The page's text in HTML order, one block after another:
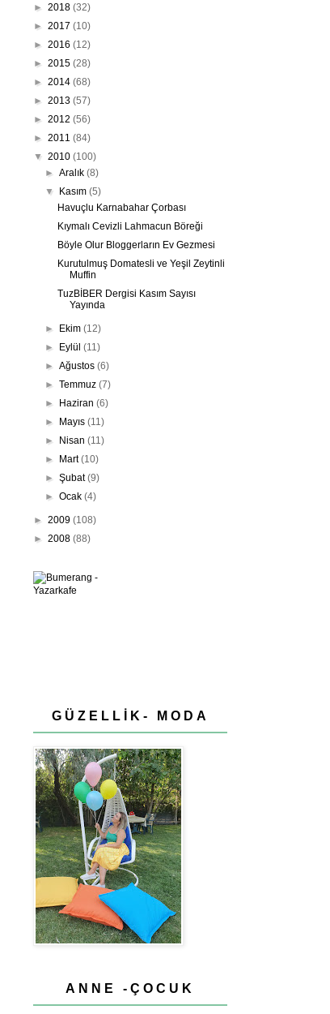
► 2018 (32)
► 2017 (10)
► 2016 (12)
► 2015 (28)
► 2014 (68)
► 2013 (57)
► 2012 (56)
► 2011 (84)
▼ 2010 (100)
►Aralık(8)
▼ Kasım(5)
Havuçlu Karnabahar Çorbası
Kıymalı Cevizli Lahmacun Böreği
Böyle Olur Bloggerların Ev Gezmesi
Kurutulmuş Domatesli ve Yeşil Zeytinli
Muffin
TuzBİBER Dergisi Kasım Sayısı
Yayında
► Ekim(12)
► Eylül(11)
►Ağustos(6)
►Temmuz(7)
► Haziran(6)
► Mayıs(11)
► Nisan(11)
► Mart(10)
►Şubat(9)
►Ocak(4)
► 2009 (108)
► 2008 (88)
GÜZELLİK- MODA
ANNE -ÇOCUK